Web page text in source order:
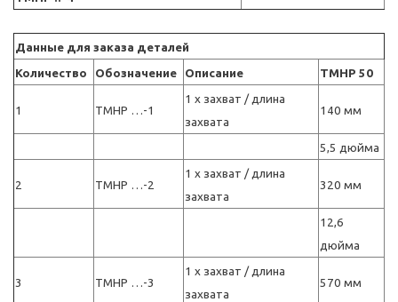
Данные для заказа деталей
Количество
Обозначение Описание TMHP 50
1 TMHP …-1
1 x захват / длина
захвата
140 мм
5,5 дюйма
2 TMHP …-2
1 x захват / длина
захвата
320 мм
12,6
дюйма
3 TMHP …-3
1 x захват / длина
захвата
570 мм